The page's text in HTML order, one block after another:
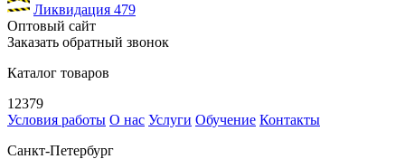
Ликвидация 479
Оптовый сайт
Заказать обратный звонок
Каталог товаров
12379
Условия работы О нас Услуги Обучение Контакты
Санкт-Петербург